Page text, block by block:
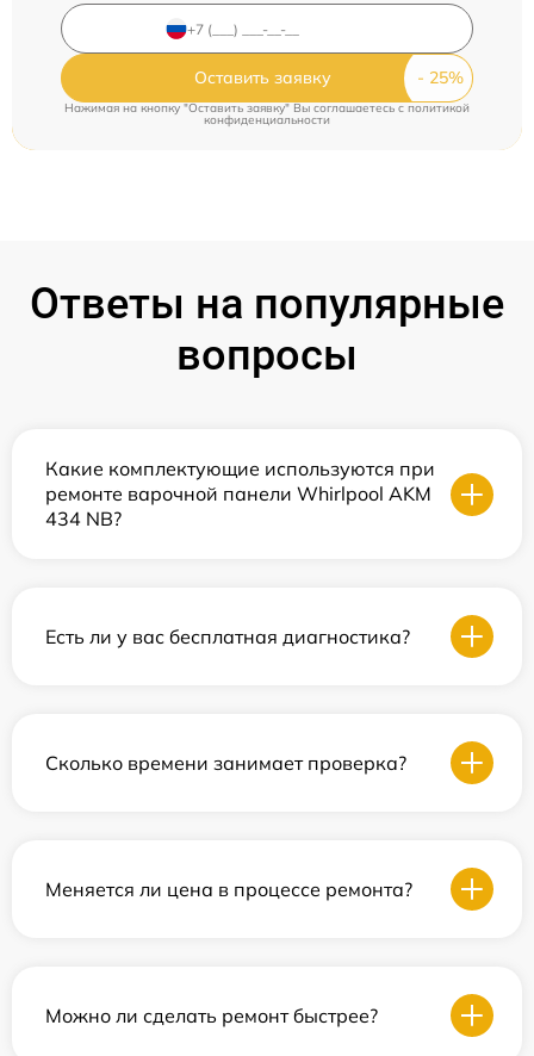
Оставить заявку
Нажимая на кнопку "Оставить заявку" Вы соглашаетесь c политикой
конфиденциальности
Ответы на популярные
вопросы
Какие комплектующие используются при
ремонте варочной панели Whirlpool AKM
434 NB?
Есть ли у вас бесплатная диагностика?
Сколько времени занимает проверка?
Меняется ли цена в процессе ремонта?
Можно ли сделать ремонт быстрее?